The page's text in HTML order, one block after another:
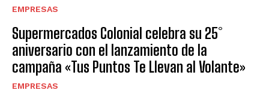
EMPRESAS
Supermercados Colonial celebra su 25°
aniversario con el lanzamiento de la
campaña «Tus Puntos Te Llevan al Volante»
EMPRESAS